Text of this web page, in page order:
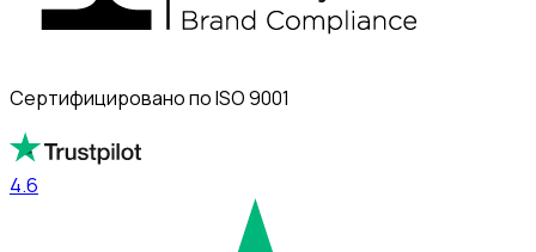
Сертифицировано по ISO 9001
4.6